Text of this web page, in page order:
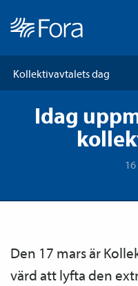
Idag
Den 17 mars är
värd att lyfta den